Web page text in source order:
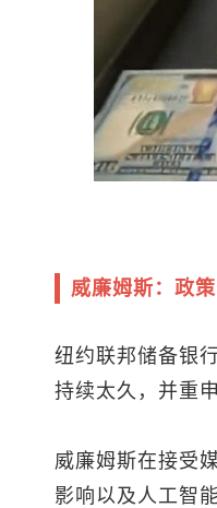
威廉姆斯：政
纽约联邦储备银
持续太久，并重
威廉姆斯在接受
影响以及人工智